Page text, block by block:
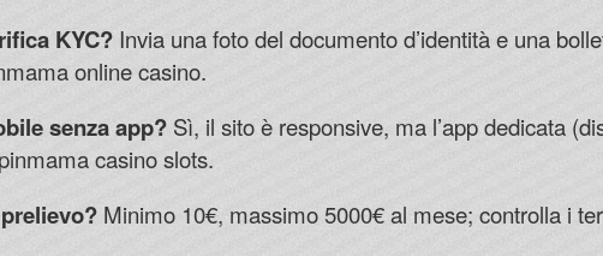
KYC? Invia una foto del documento d’identità e una
online casino.
senza app? Sì, il sito è responsive, ma l’app dedicata
casino slots.
Minimo 10€, massimo 5000€ al mese; controlla i